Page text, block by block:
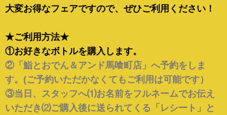
大変お得なフェアですので、ぜひご利用ください！
★ご利用方法★
①お好きなボトルを購入します。
②「鮨とおでん＆アンド馬喰町店」へ予約をしま
す。(ご予約いただかなくてもご利用は可能です）
③当日、スタッフへ⑴お名前をフルネームでお伝え
いただき⑵ご購入後に送られてくる「レシート」と